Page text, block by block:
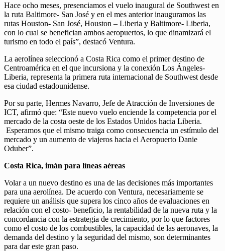
Hace ocho meses, presenciamos el vuelo inaugural de Southwest en
la ruta Baltimore- San José y en el mes anterior inauguramos las
rutas Houston- San José, Houston – Liberia y Baltimore- Liberia,
con lo cual se benefician ambos aeropuertos, lo que dinamizará el
turismo en todo el país”, destacó Ventura.
La aerolínea seleccionó a Costa Rica como el primer destino de
Centroamérica en el que incursiona y la conexión Los Ángeles-
Liberia, representa la primera ruta internacional de Southwest desde
esa ciudad estadounidense.
Por su parte, Hermes Navarro, Jefe de Atracción de Inversiones de
ICT, afirmó que: “Este nuevo vuelo enciende la competencia por el
mercado de la costa oeste de los Estados Unidos hacia Liberia.
Esperamos que el mismo traiga como consecuencia un estímulo del
mercado y un aumento de viajeros hacia el Aeropuerto Danie
Oduber”.
Costa Rica, imán para líneas aéreas
Volar a un nuevo destino es una de las decisiones más importantes
para una aerolínea. De acuerdo con Ventura, necesariamente se
requiere un análisis que supera los cinco años de evaluaciones en
relación con el costo- beneficio, la rentabilidad de la nueva ruta y la
concordancia con la estrategia de crecimiento, por lo que factores
como el costo de los combustibles, la capacidad de las aeronaves, la
demanda del destino y la seguridad del mismo, son determinantes
para dar este gran paso.